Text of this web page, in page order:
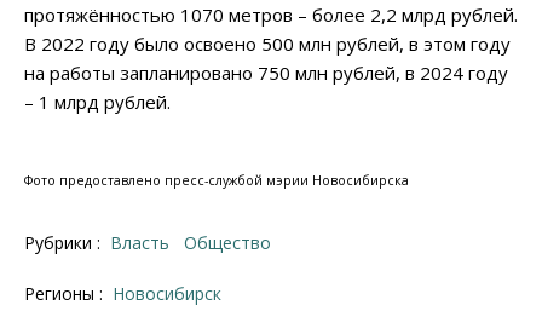
протяжённостью 1070 метров – более 2,2 млрд рублей.
В 2022 году было освоено 500 млн рублей, в этом году
на работы запланировано 750 млн рублей, в 2024 году
– 1 млрд рублей.
Фото предоставлено пресс-службой мэрии Новосибирска
Рубрики : Власть Общество
Регионы : Новосибирск